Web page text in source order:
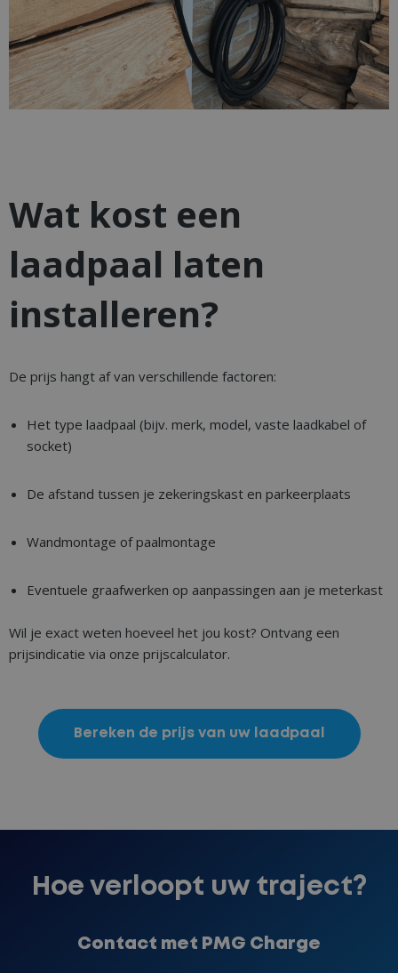
Wat kost een
laadpaal laten
installeren?
De prijs hangt af van verschillende factoren:
Het type laadpaal (bijv. merk, model, vaste laadkabel of
socket)
De afstand tussen je zekeringskast en parkeerplaats
Wandmontage of paalmontage
Eventuele graafwerken op aanpassingen aan je meterkast
Wil je exact weten hoeveel het jou kost? Ontvang een
prijsindicatie via onze prijscalculator.
Bereken de prijs van uw laadpaal
Hoe verloopt uw traject?
Contact met PMG Charge